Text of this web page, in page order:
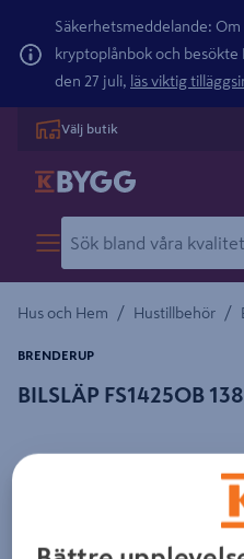
Säkerhetsmeddelande: Om
kryptoplånbok och
den 27 juli, läs viktig
Välj butik
Hus och Hem / Hustillbehör /
BILSLÄP FS1425OB
BRENDERUP